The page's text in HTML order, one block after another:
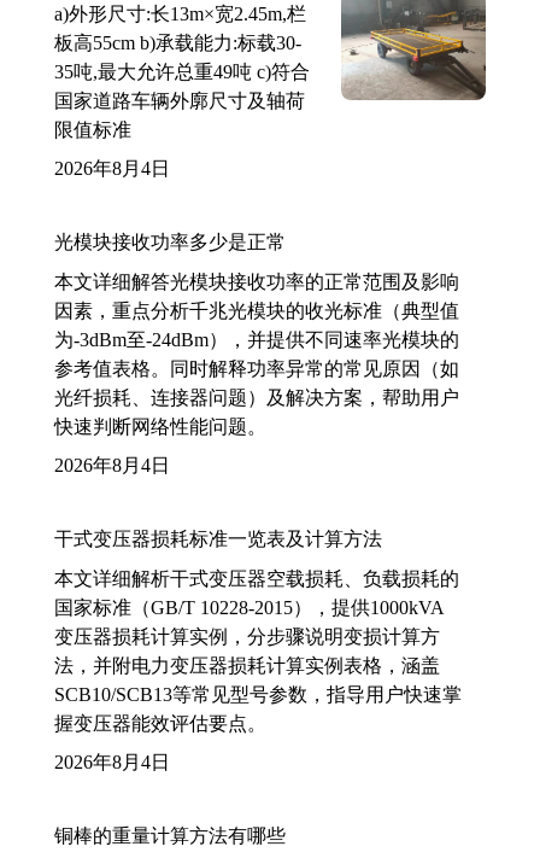
a)外形尺寸:长13m×宽2.45m,栏
板高55cm b)承载能力:标载30-
35吨,最大允许总重49吨 c)符合
国家道路车辆外廓尺寸及轴荷
限值标准
2026年8月4日
光模块接收功率多少是正常
本文详细解答光模块接收功率的正常范围及影响
因素，重点分析千兆光模块的收光标准（典型值
为-3dBm至-24dBm），并提供不同速率光模块的
参考值表格。同时解释功率异常的常见原因（如
光纤损耗、连接器问题）及解决方案，帮助用户
快速判断网络性能问题。
2026年8月4日
干式变压器损耗标准一览表及计算方法
本文详细解析干式变压器空载损耗、负载损耗的
国家标准（GB/T 10228-2015），提供1000kVA
变压器损耗计算实例，分步骤说明变损计算方
法，并附电力变压器损耗计算实例表格，涵盖
SCB10/SCB13等常见型号参数，指导用户快速掌
握变压器能效评估要点。
2026年8月4日
铜棒的重量计算方法有哪些